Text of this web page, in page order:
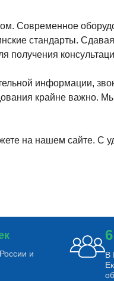
Современное
стандарты.
получения
информации,
крайне важно.
на нашем сайте. С
и
6
В